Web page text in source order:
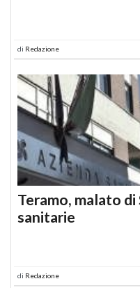
di Redazione
Teramo, malato
sanitarie
di Redazione